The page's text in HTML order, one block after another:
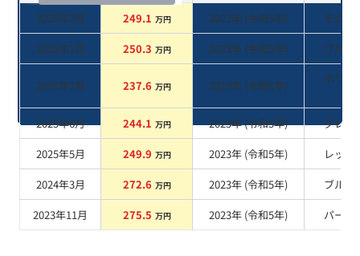
2026年2月
249.1 万円 2023年 (令和5年) その他
2026年1月
250.3 万円 2023年 (令和5年) ブルー
2025年7月 237.6 万円 2023年 (令和5年)
ホワイ
系
2025年6月
244.1 万円 2023年 (令和5年) グレー
2025年5月
249.9 万円 2023年 (令和5年) レッド
2024年3月
272.6 万円 2023年 (令和5年) ブルー
2023年11月
275.5 万円 2023年 (令和5年) パール